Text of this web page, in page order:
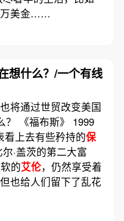
万美金……
想什么？/一个有线
将通过世贸改变美国
？ 《福布斯》 1999
看上去有些矜持的保
·盖茨的第二大富
的艾伦，仍然享受着
也给人们留下了乱花